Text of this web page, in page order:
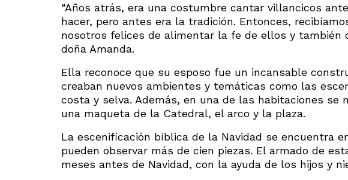
“Años atrás, era una costumbre cantar villancicos
hacer, pero antes era la tradición. Entonces,
nosotros felices de alimentar la fe de ellos y también
doña Amanda.
Ella reconoce que su esposo fue un incansable
creaban nuevos ambientes y temáticas como las
costa y selva. Además, en una de las habitaciones se
una maqueta de la Catedral, el arco y la plaza.
La escenificación bíblica de la Navidad se encuentra
pueden observar más de cien piezas. El armado de
meses antes de Navidad, con la ayuda de los hijos y